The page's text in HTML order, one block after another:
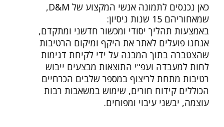
כאן נכנסים לתמונה אנשי המקצוע של D&M,
שמאחוריהם 15 שנות ניסיון:
באמצעות תהליך יסודי ומכשור חדשני ומתקדם,
אנחנו פועלים לאתר את היקף ומיקום הרטיבות
שהצטברה בתוך המבנה על ידי לקיחת דגימות
לחות למעבדה ועפ"י התוצאות מבצעים ייבוש
רטיבות מתחת לריצוף במספר שלבים הכרחיים
הכוללים קידוח חורים, שימוש במשאבות רבות
עוצמה, יבשני עיבוי ומפוחים.